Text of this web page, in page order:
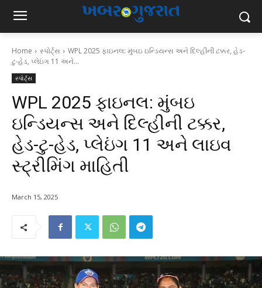
Home સ્પોર્ટ્સ
WPL 2025 ફાઇનલ: મુંબઇ ઇન્ડિયન્સ અને દિલ્હીની ટક્કર, હેડ-
ટુ-હેડ, પ્લેઇંગ 11 અને...
સ્પોર્ટ્સ
WPL 2025 ફાઇનલ: મુંબઇ
ઇન્ડિયન્સ અને દિલ્હીની ટક્કર,
હેડ-ટુ-હેડ, પ્લેઇંગ 11 અને લાઇવ
સ્ટ્રીમિંગ માહિતી
March 15, 2025